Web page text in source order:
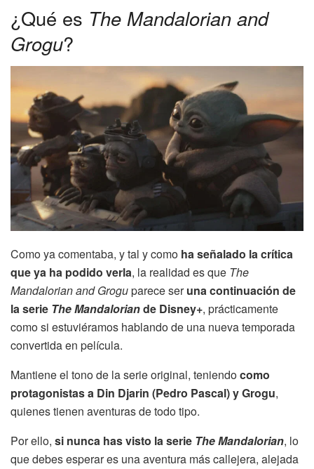
¿Qué es The Mandalorian and
Grogu?
Como ya comentaba, y tal y como ha señalado la crítica
que ya ha podido verla, la realidad es que The
Mandalorian and Groguparece seruna continuación de
la serie The Mandaloriande Disney+, prácticamente
como si estuviéramos hablando de una nueva temporada
convertida en película.
Mantiene el tono de la serie original, teniendocomo
protagonistas a Din Djarin (Pedro Pascal) y Grogu,
quienes tienen aventuras de todo tipo.
Por ello, si nunca has visto la serie The Mandalorian, lo
que debes esperar es una aventura más callejera, alejada